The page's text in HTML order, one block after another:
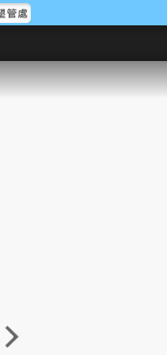
角的端點，冬季海浪拍打
著礁岸，旺盛的侵蝕作